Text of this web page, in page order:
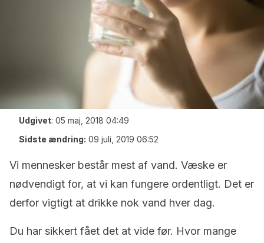
Udgivet: 05 maj, 2018 04:49
Sidste ændring: 09 juli, 2019 06:52
Vi mennesker består mest af vand. Væske er
nødvendigt for, at vi kan fungere ordentligt. Det er
derfor vigtigt at drikke nok vand hver dag.
Du har sikkert fået det at vide før. Hvor mange